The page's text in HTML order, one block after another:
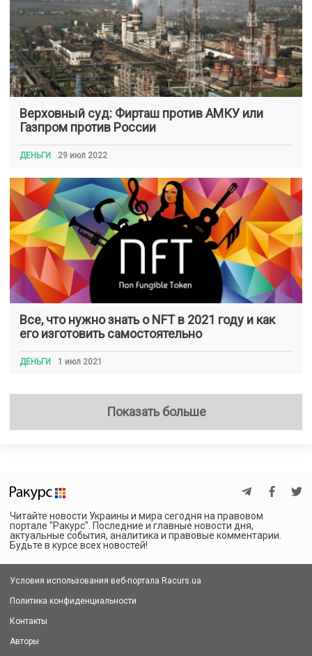
Верховный суд: Фирташ против АМКУ или
Газпром против России
ДЕНЬГИ 29 июл 2022
Все, что нужно знать о NFT в 2021 году и как
его изготовить самостоятельно
ДЕНЬГИ 1 июл 2021
Показать больше
Читайте новости Украины и мира сегодня на правовом
портале "Ракурс". Последние и главные новости дня,
актуальные события, аналитика и правовые комментарии.
Будьте в курсе всех новостей!
Условия использования веб-портала Racurs.ua
Политика конфиденциальности
Контакты
Авторы